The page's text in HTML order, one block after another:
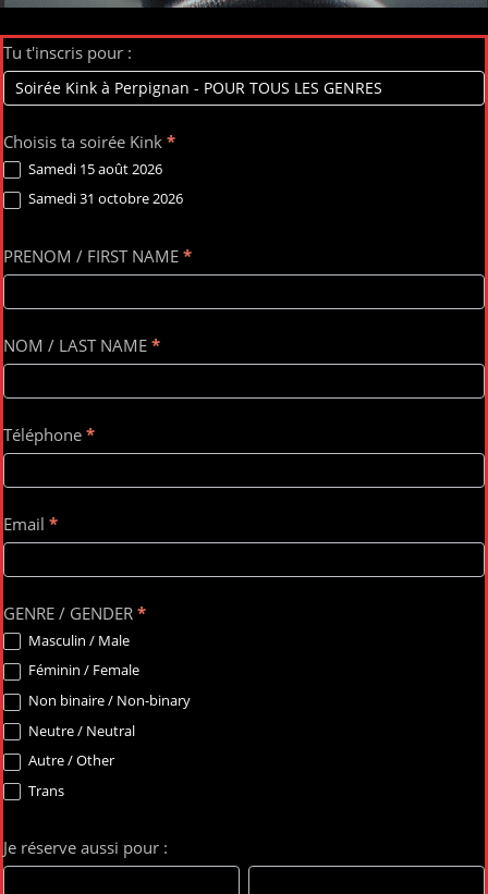
RÉSERVATION
SOIRÉE
KINK
-
PERPIGNAN
Tu t'inscris pour :
Choisis ta soirée Kink *
Samedi 15 août 2026
Samedi 31 octobre 2026
PRENOM / FIRST NAME *
NOM / LAST NAME *
Téléphone *
Email *
GENRE / GENDER *
Masculin / Male
Féminin / Female
Non binaire / Non-binary
Neutre / Neutral
Autre / Other
Trans
Je réserve aussi pour :